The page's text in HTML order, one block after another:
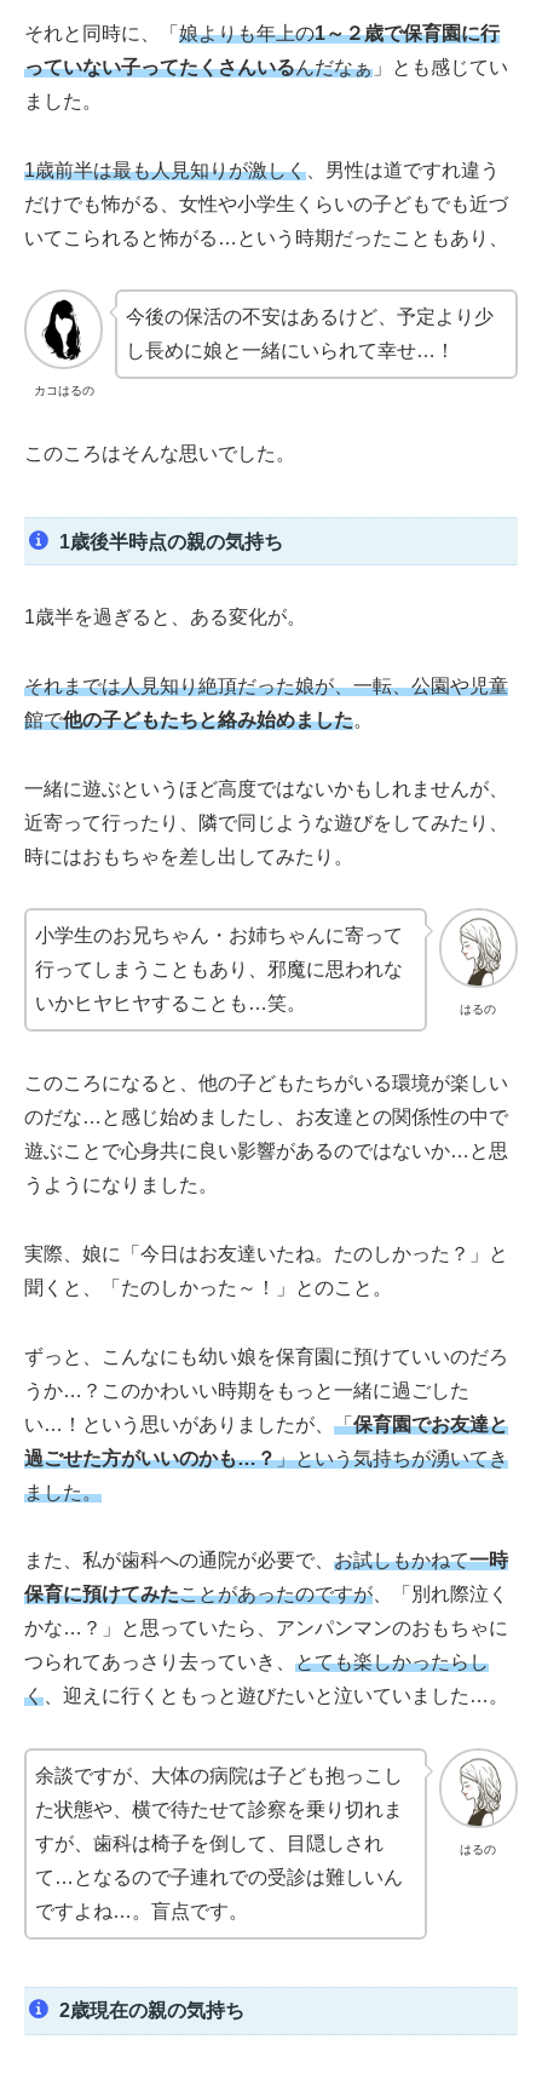
それと同時に、「 娘よりも年上の1～２歳で保育園に行
っていない子ってたくさんいるんだなぁ 」とも感じてい
ました。
1歳前半は最も人見知りが激しく 、男性は道ですれ違う
だけでも怖がる、女性や小学生くらいの子どもでも近づ
いてこられると怖がる…という時期だったこともあり、
カコはるの
今後の保活の不安はあるけど、予定より少
し長めに娘と一緒にいられて幸せ…！
このころはそんな思いでした。
1歳後半時点の親の気持ち
1歳半を過ぎると、ある変化が。
それまでは人見知り絶頂だった娘が、一転、公園や児童
館で他の子どもたちと絡み始めました。
一緒に遊ぶというほど高度ではないかもしれませんが、
近寄って行ったり、隣で同じような遊びをしてみたり、
時にはおもちゃを差し出してみたり。
はるの
小学生のお兄ちゃん・お姉ちゃんに寄って
行ってしまうこともあり、邪魔に思われな
いかヒヤヒヤすることも…笑。
このころになると、他の子どもたちがいる環境が楽しい
のだな…と感じ始めましたし、お友達との関係性の中で
遊ぶことで心身共に良い影響があるのではないか…と思
うようになりました。
実際、娘に「今日はお友達いたね。たのしかった？」と
聞くと、「たのしかった～！」とのこと。
ずっと、こんなにも幼い娘を保育園に預けていいのだろ
うか…？このかわいい時期をもっと一緒に過ごした
い…！という思いがありましたが、 「保育園でお友達と
過ごせた方がいいのかも…？」という気持ちが湧いてき
ました。
また、私が歯科への通院が必要で、 お試しもかねて一時
保育に預けてみたことがあったのですが、「別れ際泣く
かな…？」と思っていたら、アンパンマンのおもちゃに
つられてあっさり去っていき、 とても楽しかったらし
く、迎えに行くともっと遊びたいと泣いていました…。
はるの
余談ですが、大体の病院は子ども抱っこし
た状態や、横で待たせて診察を乗り切れま
すが、歯科は椅子を倒して、目隠しされ
て…となるので子連れでの受診は難しいん
ですよね…。盲点です。
2歳現在の親の気持ち